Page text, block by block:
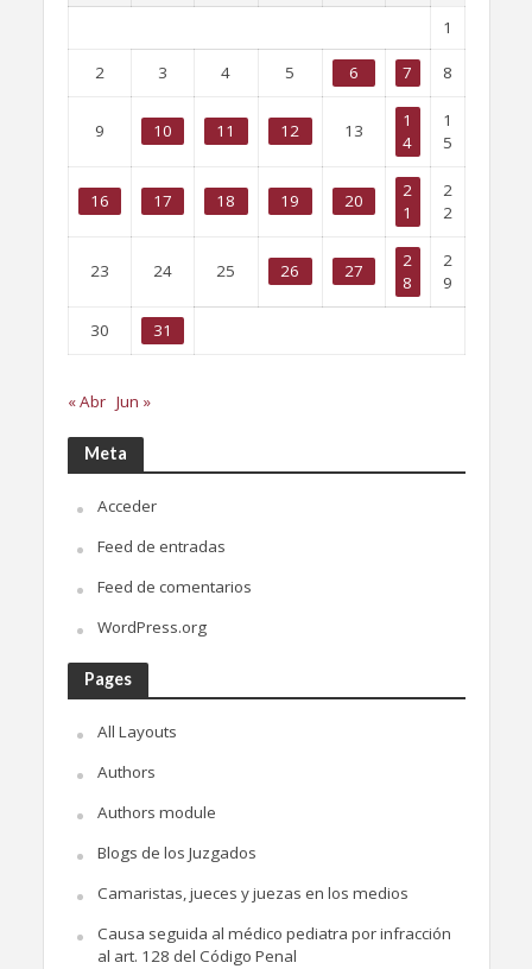
1
2 3 4 5 6 7 8
9 10 11 12 13
1
4
1
5
16 17 18 19 20
2
1
2
2
23 24 25 26 27
2
8
2
9
30 31
« Abr Jun »
Meta
Acceder
Feed de entradas
Feed de comentarios
WordPress.org
Pages
All Layouts
Authors
Authors module
Blogs de los Juzgados
Camaristas, jueces y juezas en los medios
Causa seguida al médico pediatra por infracción
al art. 128 del Código Penal